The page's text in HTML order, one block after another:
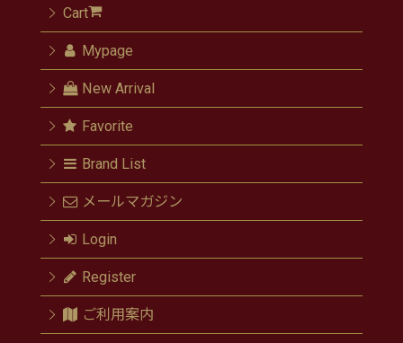
Cart
Mypage
New Arrival
Favorite
Brand List
メールマガジン
Login
Register
ご利用案内